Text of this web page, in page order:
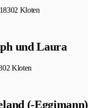
8302 Kloten
und Laura
Kloten
(-Eggimann)